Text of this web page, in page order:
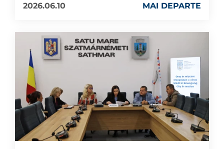
2026.06.10
MAI DEPARTE